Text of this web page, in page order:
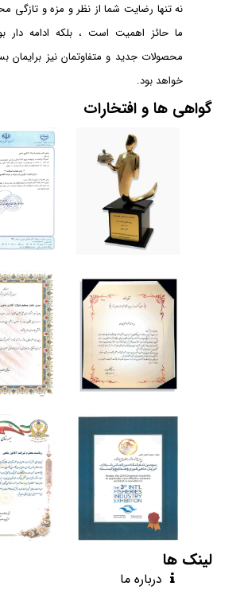
داخلی 21
اولین فستیوال غذاهای دریایی
برگزاری اولین دوره
غذاهای دریایی ایران توسط
ماهی.......... ...
ادامه خبر
نه تنها رضایت شما از نظر و مزه و تازگی
ما حائز اهمیت است ، بلکه ادامه دار
محصولات جدید و متفاوتمان نیز برایمان
خواهد بود.
گواهی ها و افتخارات
لینک ها
درباره ما